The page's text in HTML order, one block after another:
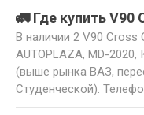
🚛 Где купить V90
В наличии 2 V90 Cross
AUTOPLAZA, MD-
(выше рынка ВАЗ,
Студенческой).